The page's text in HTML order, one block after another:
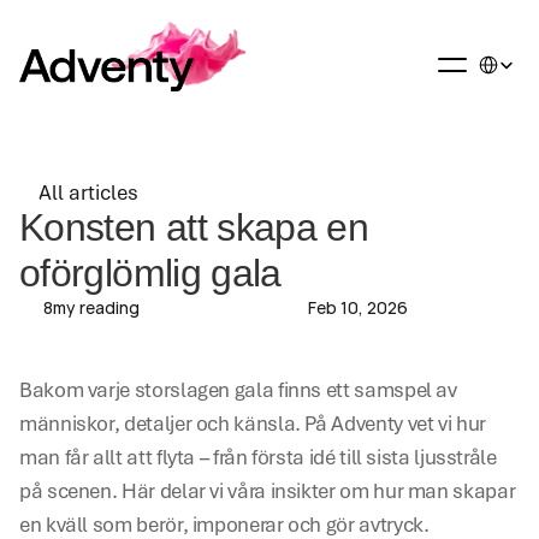
All articles
Konsten att skapa en
oförglömlig gala
8my reading Feb 10, 2026
Bakom varje storslagen gala finns ett samspel av
människor, detaljer och känsla. På Adventy vet vi hur
man får allt att flyta – från första idé till sista ljusstråle
på scenen. Här delar vi våra insikter om hur man skapar
en kväll som berör, imponerar och gör avtryck.